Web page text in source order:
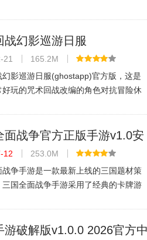
战幻影巡游日服
官方版v2.1.0最
版
21
165.2M
幻影巡游日服(ghostapp)官方版，这是
好玩的咒术回战改编的角色对抗冒险休
玩法丰富，喜欢的快来289下
面战争官方正版手游v1.0安
12
253.0M
战争手游是一款最新上线的三国题材策
三国全面战争手游采用了经典的卡牌游
之乱，现在登录还有超多精
游破解版v1.0.0 2026官方